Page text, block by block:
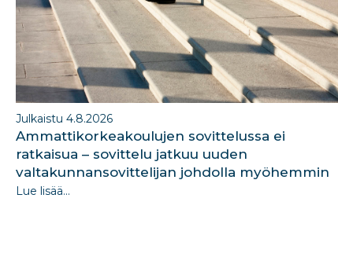
Julkaistu 4.8.2026
Ammattikorkeakoulujen sovittelussa ei
ratkaisua – sovittelu jatkuu uuden
valtakunnansovittelijan johdolla myöhemmin
Lue lisää...